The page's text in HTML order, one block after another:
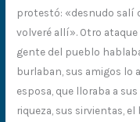
protestó: «desnudo salí
volveré allí». Otro
gente del pueblo
burlaban, sus amigos lo
esposa, que lloraba a
riqueza, sus sirvientas,